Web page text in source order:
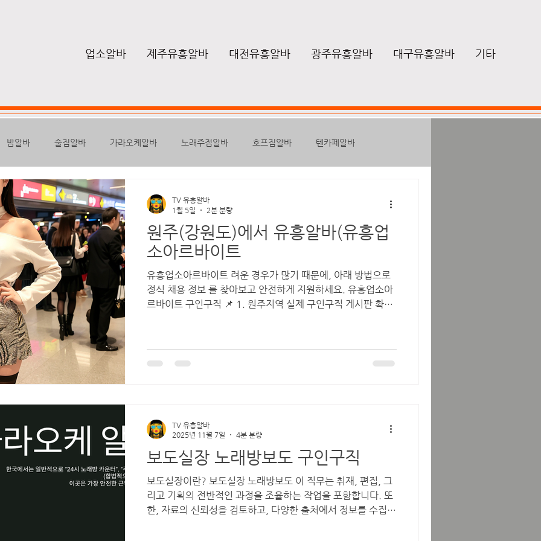
업소알바 제주유흥알바 대전유흥알바 광주유흥알바 대구유흥알바 기타
밤알바 술집알바 가라오케알바 노래주점알바 호프집알바 텐카페알바
블릭 하퍼 텐프로알바
은급여 스웨디시구인 마사지안마 마사지알바 마사지구인 힐링
드
원주(강원도)에서 유흥알바(유흥업
소아르바이트
유흥업소아르바이트 려운 경우가 많기 때문에, 아래 방법으로
정식 채용 정보 를 찾아보고 안전하게 지원하세요. 유흥업소아
르바이트 구인구직 📌 1. 원주지역 실제 구인구직 게시판 확인
서 일자리 검색 시 서비스 업종, 아르바이트 공고 등을 확인할
수 있습니다. 구인게시판에서 업종/키워드(예: 알바, 서비스직)
원하는 공고를 찾아 상세 정보를 직접 확인 해 보세요. ▶ 참고:
교차로 구인구직은 정식 게시판 이라 허위 광고가 비교적 적고,
다양한 업종 정보가 올라옵니다. 🔎 2. 일반 구인구직 플랫폼에
서 검색하기 👍 알바몬 / 알바천
TV 유흥알바
1월 5일
2분 분량
보도실장 노래방보도 구인구직
보도실장이란? 보도실장 노래방보도 이 직무는 취재, 편집, 그
리고 기획의 전반적인 과정을 조율하는 작업을 포함합니다. 또
한, 자료의 신뢰성을 검토하고, 다양한 출처에서 정보를 수집하
TV 유흥알바
2025년 11월 7일
4분 분량